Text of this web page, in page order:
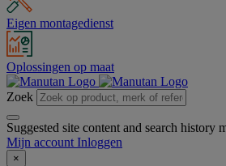
Eigen montagedienst
Oplossingen op maat
Zoek
Suggested site content and search history
Mijn account Inloggen
×